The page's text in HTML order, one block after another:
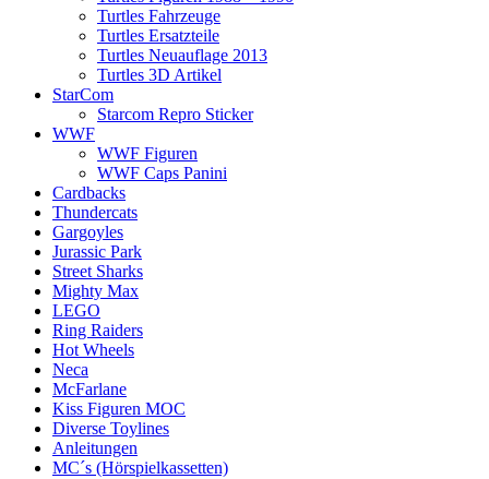
Turtles Fahrzeuge
Turtles Ersatzteile
Turtles Neuauflage 2013
Turtles 3D Artikel
StarCom
Starcom Repro Sticker
WWF
WWF Figuren
WWF Caps Panini
Cardbacks
Thundercats
Gargoyles
Jurassic Park
Street Sharks
Mighty Max
LEGO
Ring Raiders
Hot Wheels
Neca
McFarlane
Kiss Figuren MOC
Diverse Toylines
Anleitungen
MC´s (Hörspielkassetten)